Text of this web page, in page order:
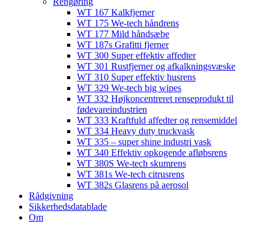
WT 167 Kalkfjerner
WT 175 We-tech håndrens
WT 177 Mild håndsæbe
WT 187s Grafitti fjerner
WT 300 Super effektiv affedter​
WT 301 Rustfjerner og afkalkningsvæske
WT 310 Super effektiv husrens
WT 329 We-tech big wipes
WT 332 Højkoncentreret renseprodukt til
fødevareindustrien
WT 333 Kraftfuld affedter og rensemiddel
WT 334 Heavy duty truckvask
WT 335 – super shine industri vask
WT 340 Effektiv opkogende afløbsrens
WT 380S We-tech skumrens
WT 381s We-tech citrusrens
WT 382s Glasrens på aerosol​
Rådgivning
Sikkerhedsdatablade
Om